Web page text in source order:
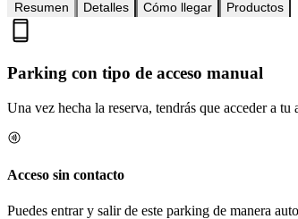
Resumen Detalles Cómo llegar Productos
Parking con tipo de acceso manual
Una vez hecha la reserva, tendrás que acceder a
Acceso sin contacto
Puedes entrar y salir de este parking de manera